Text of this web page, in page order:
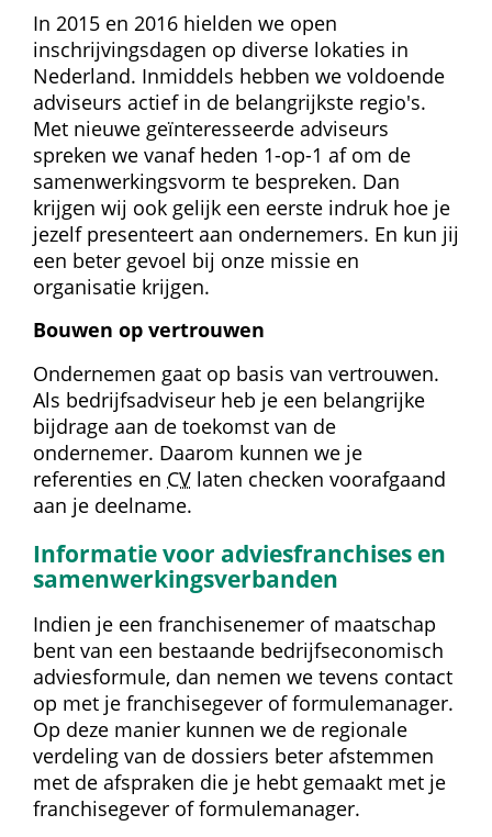
In 2015 en 2016 hielden we open
inschrijvingsdagen op diverse lokaties in
Nederland. Inmiddels hebben we voldoende
adviseurs actief in de belangrijkste regio's.
Met nieuwe geïnteresseerde adviseurs
spreken we vanaf heden 1-op-1 af om de
samenwerkingsvorm te bespreken. Dan
krijgen wij ook gelijk een eerste indruk hoe je
jezelf presenteert aan ondernemers. En kun jij
een beter gevoel bij onze missie en
organisatie krijgen.
Bouwen op vertrouwen
Ondernemen gaat op basis van vertrouwen.
Als bedrijfs­adviseur heb je een belangrijke
bijdrage aan de toekomst van de
ondernemer. Daarom kunnen we je
referenties en CV laten checken voorafgaand
aan je deelname.
Informatie voor advies­franchises en
samenwerkings­verbanden
Indien je een franchise­nemer of maatschap
bent van een bestaande bedrijfs­economisch
advies­formule, dan nemen we tevens contact
op met je franchise­gever of formule­manager.
Op deze manier kunnen we de regionale
verdeling van de dossiers beter afstemmen
met de afspraken die je hebt gemaakt met je
franchise­gever of formule­manager.